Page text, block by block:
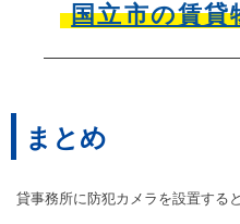
国立市の賃貸
まとめ
貸事務所に防犯カメラを設置する